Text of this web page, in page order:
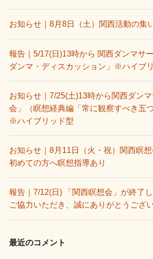
お知らせ｜8月8日（土）関西活動の集
報告｜5/17(日)13時から 関西ダンマサ
ダンマ・ディスカッション」※ハイブ
お知らせ｜7/25(土)13時から関西ダン
会」（瞑想経典編「常に観察すべき五
※ハイブリッド型
お知らせ｜8月11日（火・祝）関西瞑
初めての方へ瞑想指導あり
報告｜7/12(日) 「関西瞑想会」が終了
ご協力いただき、誠にありがとうござ
最近のコメント